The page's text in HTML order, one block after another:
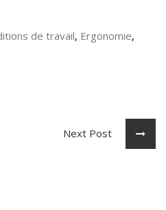
de travail, Ergonomie,
Next Post